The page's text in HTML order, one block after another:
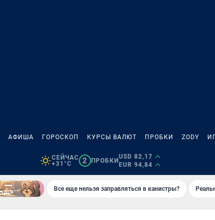
АФИША ГОРОСКОП КУРСЫ ВАЛЮТ ПРОБКИ ZODY
СЕЙЧАС
+31°C
2 ПРОБКИ
USD 82,17
EUR 94,84
Все еще нельзя заправляться в канистры?